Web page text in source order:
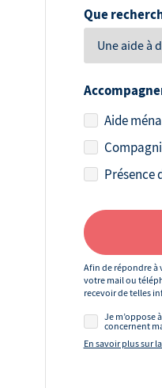
Que
Aide
Présence
Afin de répondre à
votre mail ou
recevoir de telles
Je m’oppose
concernent
En savoir plus sur